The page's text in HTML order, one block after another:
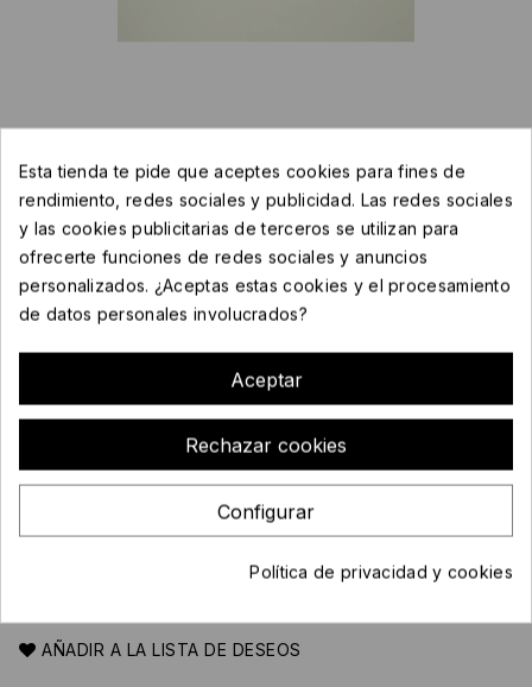
Pendientes En Plata Snake Gold
59,00 €
Impuestos incluidos
Referencia : 201145100
checkHay Existencias
AÑADIR AL CARRITO
AÑADIR A LA LISTA DE DESEOS
Esta tienda te pide que aceptes cookies para fines de
rendimiento, redes sociales y publicidad. Las redes sociales
y las cookies publicitarias de terceros se utilizan para
ofrecerte funciones de redes sociales y anuncios
personalizados. ¿Aceptas estas cookies y el procesamiento
de datos personales involucrados?
Aceptar
Rechazar cookies
Configurar
Política de privacidad y cookies